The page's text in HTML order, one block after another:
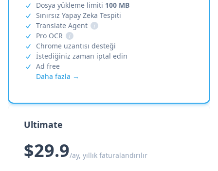
Dosya yükleme limiti 100 MB
Sınırsız Yapay Zeka Tespiti
Translate Agent
i
Pro OCR
i
Chrome uzantısı desteği
İstediğiniz zaman iptal edin
Ad free
Daha fazla →
Ultimate
$29.9/ay, yıllık faturalandırılır